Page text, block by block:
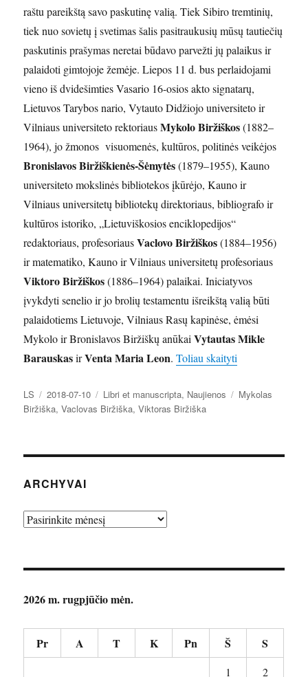
raštu pareikštą savo paskutinę valią. Tiek Sibiro tremtinių,
tiek nuo sovietų į svetimas šalis pasitraukusių mūsų tautiečių
paskutinis prašymas neretai būdavo parvežti jų palaikus ir
palaidoti gimtojoje žemėje. Liepos 11 d. bus perlaidojami
vieno iš dvidešimties Vasario 16-osios akto signatarų,
Lietuvos Tarybos nario, Vytauto Didžiojo universiteto ir
Vilniaus universiteto rektoriausMykolo Biržiškos(1882–
1964), jo žmonos visuomenės, kultūros, politinės veikėjos
Bronislavos Biržiškienės-Šėmytės(1879–1955), Kauno
universiteto mokslinės bibliotekos įkūrėjo, Kauno ir
Vilniaus universitetų bibliotekų direktoriaus, bibliografo ir
kultūros istoriko, „Lietuviškosios enciklopedijos“
redaktoriaus, profesoriausVaclovo Biržiškos(1884–1956)
ir matematiko, Kauno ir Vilniaus universitetų profesoriaus
Viktoro Biržiškos(1886–1964) palaikai. Iniciatyvos
įvykdyti senelio ir jo brolių testamentu išreikštą valią būti
palaidotiems Lietuvoje, Vilniaus Rasų kapinėse, ėmėsi
Mykolo ir Bronislavos Biržiškų anūkaiVytautas Mikle
BarauskasirVenta Maria Leon.Toliau skaityti
Autorius
LS Paskelbta
2018-07-10 Kategorijos
Libri et manuscripta, Naujienos Žymos
Mykolas
Biržiška,Vaclovas Biržiška,Viktoras Biržiška
ARCHYVAI
Archyvai
2026 m. rugpjūčio mėn.
Pr A T K Pn Š S
1
2